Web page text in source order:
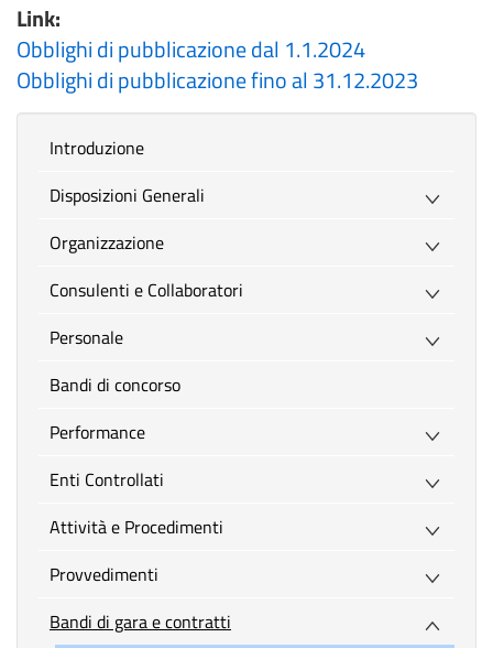
Link:
Obblighi di pubblicazione dal 1.1.2024
Obblighi di pubblicazione fino al 31.12.2023
introduzione
Disposizioni Generali
Organizzazione
Consulenti e Collaboratori
Personale
Bandi di concorso
Performance
Enti Controllati
Attività e Procedimenti
Provvedimenti
Bandi di gara e contratti